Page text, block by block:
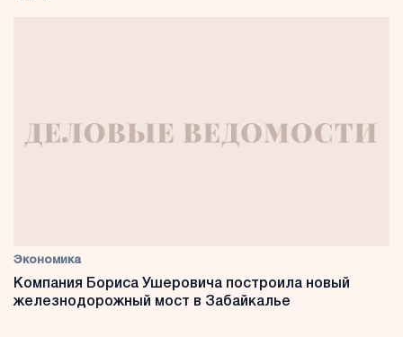
Экономика
Компания Бориса Ушеровича построила новый
железнодорожный мост в Забайкалье